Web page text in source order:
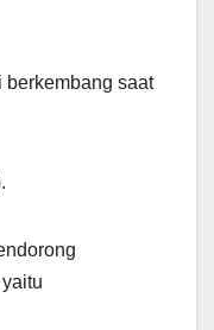
berkembang saat